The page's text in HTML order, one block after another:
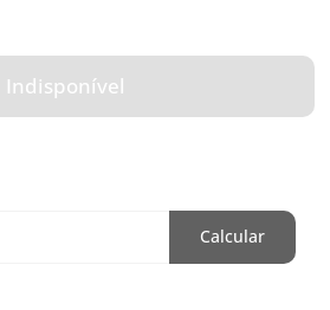
Indisponível
Calcular